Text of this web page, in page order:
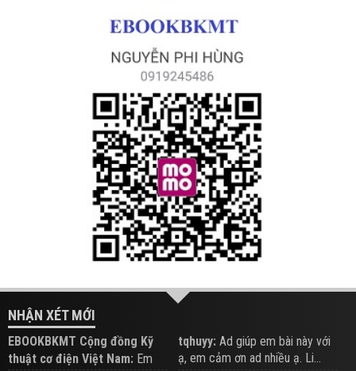
NHẬN XÉT MỚI
EBOOKBKMT Cộng đồng Kỹ
thuật cơ điện Việt Nam: Em
tqhuyy: Ad giúp em bài này với
ạ, em cảm ơn ad nhiều ạ. Li...